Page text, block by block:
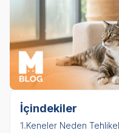
İçindekiler
1.Keneler Neden